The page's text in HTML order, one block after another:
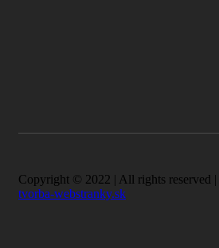
Copyright © 2022 | All rights reserved |
tvorba-webstranky.sk